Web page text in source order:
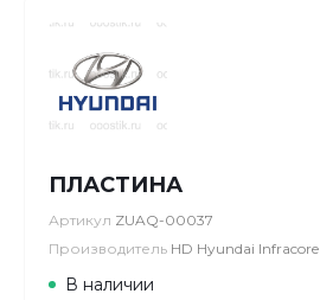
ПЛАСТИНА
Артикул ZUAQ-00037
Производитель HD Hyundai Infracore
В наличии